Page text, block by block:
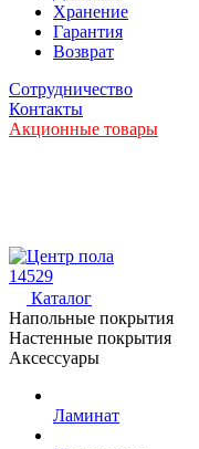
Хранение
Гарантия
Возврат
Сотрудничество
Контакты
Акционные товары
14529
Каталог
Напольные покрытия
Настенные покрытия
Аксессуары
Ламинат